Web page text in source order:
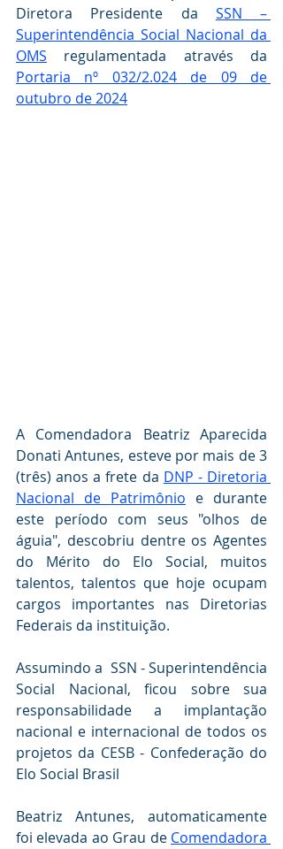
Diretora Presidente da SSN –
Superintendência Social Nacional da
OMS
Portaria nº 032/2.024 de 09 de
outubro de 2024
A Comendadora Beatriz Aparecida
Donati Antunes, esteve por mais de 3
(três) anos a frete da DNP - Diretoria
Nacional de Patrimônio e durante
este período com seus "olhos de
águia", descobriu dentre os Agentes
do Mérito do Elo Social, muitos
talentos, talentos que hoje ocupam
cargos importantes nas Diretorias
Federais da instituição.
Assumindo a  SSN - Superintendência
Social Nacional, ficou sobre sua
responsabilidade a implantação
nacional e internacional de todos os
projetos da CESB - Confederação do
Elo Social Brasil
Beatriz Antunes, automaticamente
foi elevada ao Grau de Comendadora